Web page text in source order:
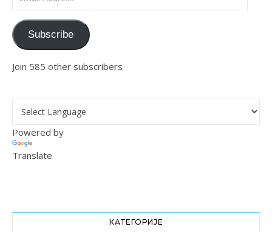
Subscribe
Join 585 other subscribers
Powered by
Translate
КАТЕГОРИЈЕ